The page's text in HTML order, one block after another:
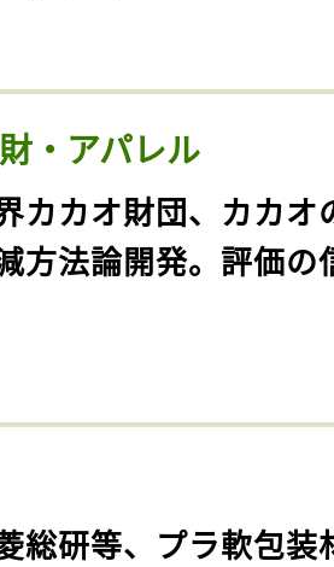
・アパレル
カカオ財団、カカオ
方法論開発。評価の
総研等、プラ軟包装